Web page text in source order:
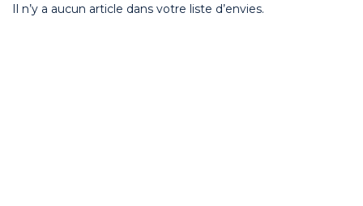
Il n’y a aucun article dans votre liste d’envies.